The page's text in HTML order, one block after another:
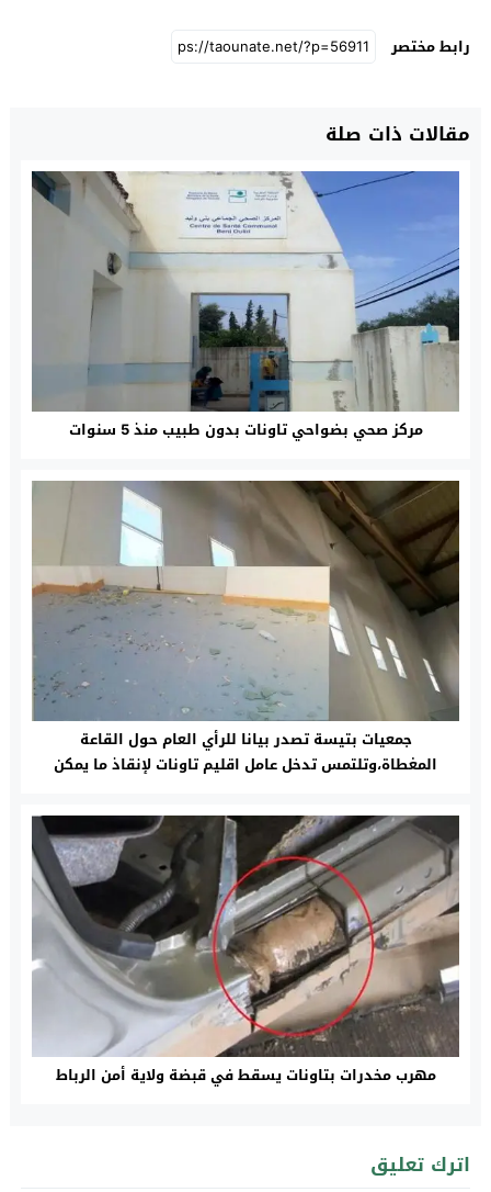
رابط مختصر
مقالات ذات صلة
مركز صحي بضواحي تاونات بدون طبيب منذ 5 سنوات
جمعيات بتيسة تصدر بيانا للرأي العام حول القاعة
المغطاة،وتلتمس تدخل عامل اقليم تاونات لإنقاذ ما يمكن
مهرب مخدرات بتاونات يسقط في قبضة ولاية أمن الرباط
اترك تعليق